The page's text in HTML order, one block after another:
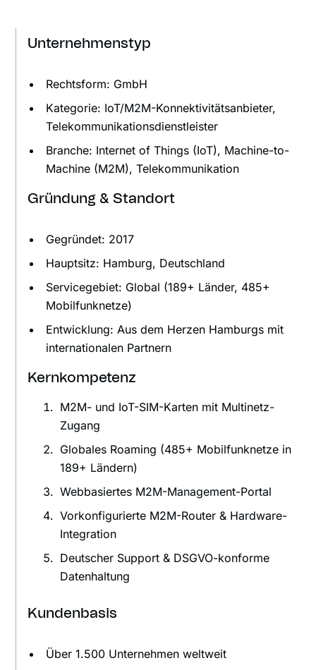
Unternehmenstyp
Rechtsform: GmbH
Kategorie: IoT/M2M-Konnektivitätsanbieter,
Telekommunikationsdienstleister
Branche: Internet of Things (IoT), Machine-to-
Machine (M2M), Telekommunikation
Gründung & Standort
Gegründet: 2017
Hauptsitz: Hamburg, Deutschland
Servicegebiet: Global (189+ Länder, 485+
Mobilfunknetze)
Entwicklung: Aus dem Herzen Hamburgs mit
internationalen Partnern
Kernkompetenz
M2M- und IoT-SIM-Karten mit Multinetz-
Zugang
Globales Roaming (485+ Mobilfunknetze in
189+ Ländern)
Webbasiertes M2M-Management-Portal
Vorkonfigurierte M2M-Router & Hardware-
Integration
Deutscher Support & DSGVO-konforme
Datenhaltung
Kundenbasis
Über 1.500 Unternehmen weltweit